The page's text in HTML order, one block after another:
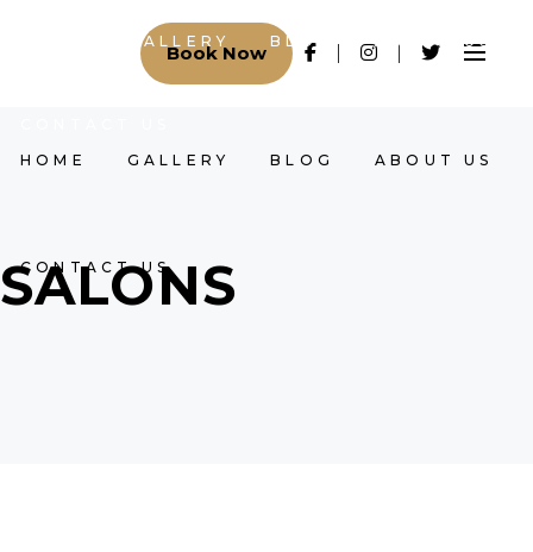
HOME GALLERY BLOG ABOUT US
CONTACT US
Book Now
GALLERY BLOG ABOUT US
SALONS